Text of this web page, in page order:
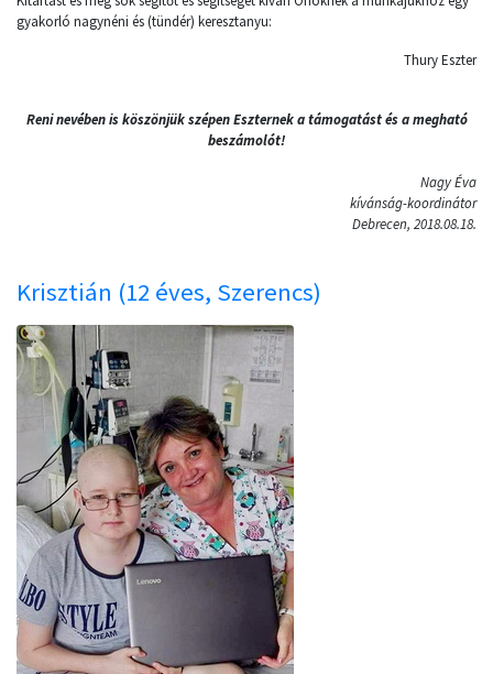
gyakorló nagynéni és (tündér) keresztanyu:
Thury Eszter
Reni nevében is köszönjük szépen Eszternek a támogatást és a megható
beszámolót!
Nagy Éva
kívánság-koordinátor
Debrecen, 2018.08.18.
Krisztián (12 éves, Szerencs)